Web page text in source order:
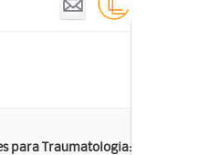
para Traumatologia: